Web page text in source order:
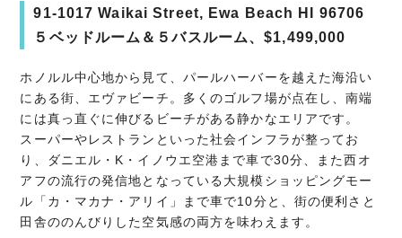
91-1017 Waikai Street, Ewa Beach HI 96706
５ベッドルーム＆５バスルーム、$1,499,000
ホノルル中心地から見て、パールハーバーを越えた海沿い
にある街、エヴァビーチ。多くのゴルフ場が点在し、南端
には真っ直ぐに伸びるビーチがある静かなエリアです。
スーパーやレストランといった社会インフラが整ってお
り、ダニエル・K・イノウエ空港まで車で30分、また西オ
アフの流行の発信地となっている大規模ショッピングモー
ル「カ・マカナ・アリイ」まで車で10分と、街の便利さと
田舎ののんびりした空気感の両方を味わえます。